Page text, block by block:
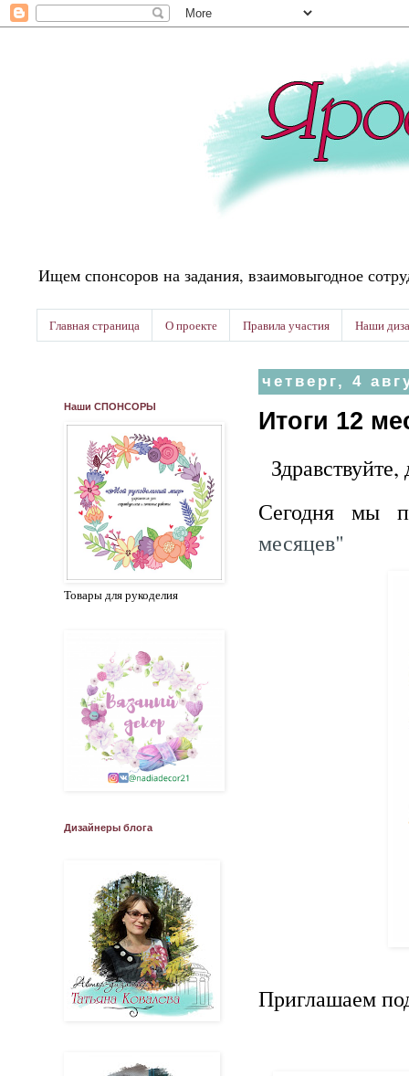
Ищем спонсоров на задания, взаимовыгодное
Главная страница О проекте Правила участия Наши
четверг, 4
Итоги 12
Сегодня мы
месяцев"
Приглашаем
Наши СПОНСОРЫ
Товары для рукоделия
Дизайнеры блога